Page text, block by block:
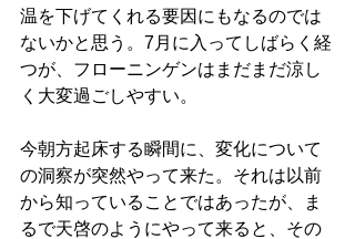
温を下げてくれる要因にもなるのでは
ないかと思う。7月に入ってしばらく経
つが、フローニンゲンはまだまだ涼し
く大変過ごしやすい。
今朝方起床する瞬間に、変化について
の洞察が突然やって来た。それは以前
から知っていることではあったが、ま
るで天啓のようにやって来ると、その